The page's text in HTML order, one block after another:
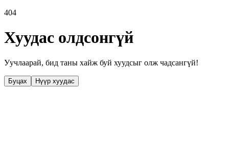
404
Хуудас олдсонгүй
Уучлаарай, бид таны хайж буй хуудсыг олж чадсангүй!
Буцах Нүүр хуудас